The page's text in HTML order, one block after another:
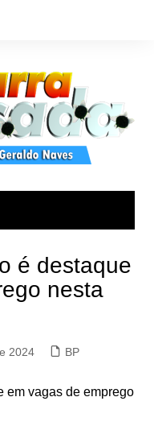
é destaque
nesta
2024 BP